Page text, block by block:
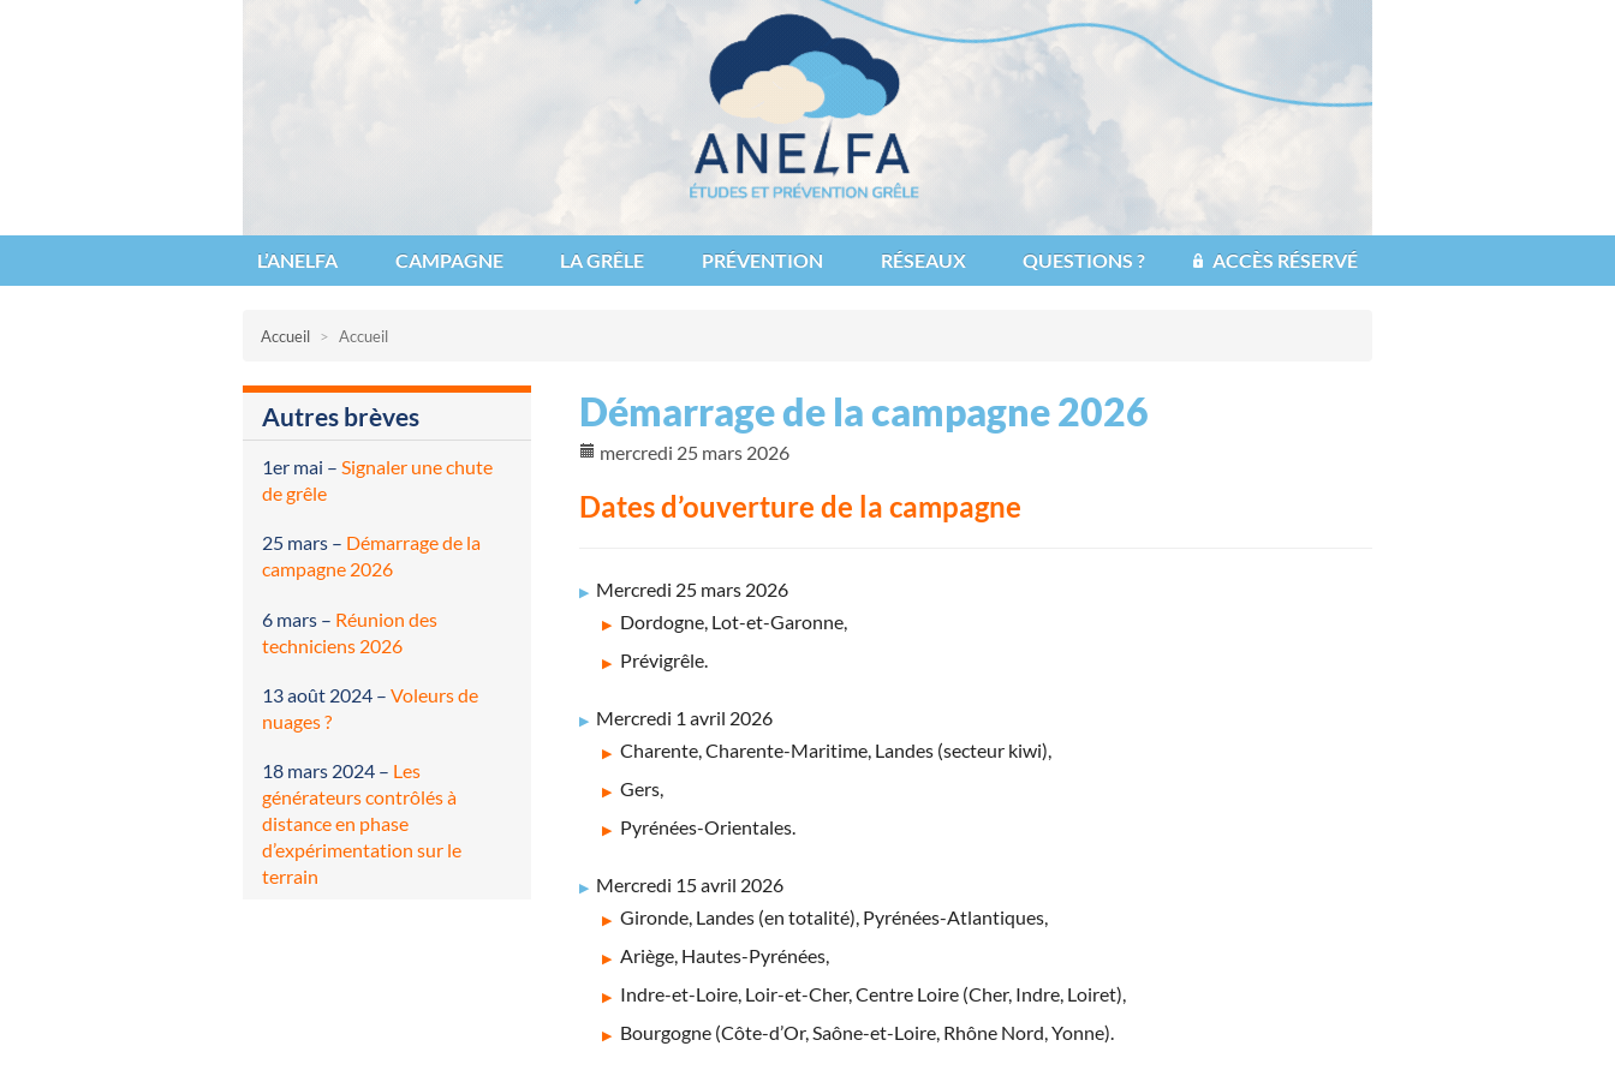
Anelfa : association nationale d’études et de lutte contre les fléaux atmosphériques
L’ANELFA CAMPAGNE LA GRÊLE PRÉVENTION RÉSEAUX QUESTIONS ? ACCÈS RÉSERVÉ
Accueil > Accueil
Démarrage de la campagne 2026
mercredi 25 mars 2026
Dates d’ouverture de la campagne
Mercredi 25 mars 2026
Dordogne, Lot-et-Garonne,
Prévigrêle.
Mercredi 1 avril 2026
Charente, Charente-Maritime, Landes (secteur kiwi),
Gers,
Pyrénées-Orientales.
Mercredi 15 avril 2026
Gironde, Landes (en totalité), Pyrénées-Atlantiques,
Ariège, Hautes-Pyrénées,
Indre-et-Loire, Loir-et-Cher, Centre Loire (Cher, Indre, Loiret),
Bourgogne (Côte-d’Or, Saône-et-Loire, Rhône Nord, Yonne).
Autres brèves
1er mai – Signaler une chute
de grêle
25 mars – Démarrage de la
campagne 2026
6 mars – Réunion des
techniciens 2026
13 août 2024 – Voleurs de
nuages ?
18 mars 2024 – Les
générateurs contrôlés à
distance en phase
d’expérimentation sur le
terrain